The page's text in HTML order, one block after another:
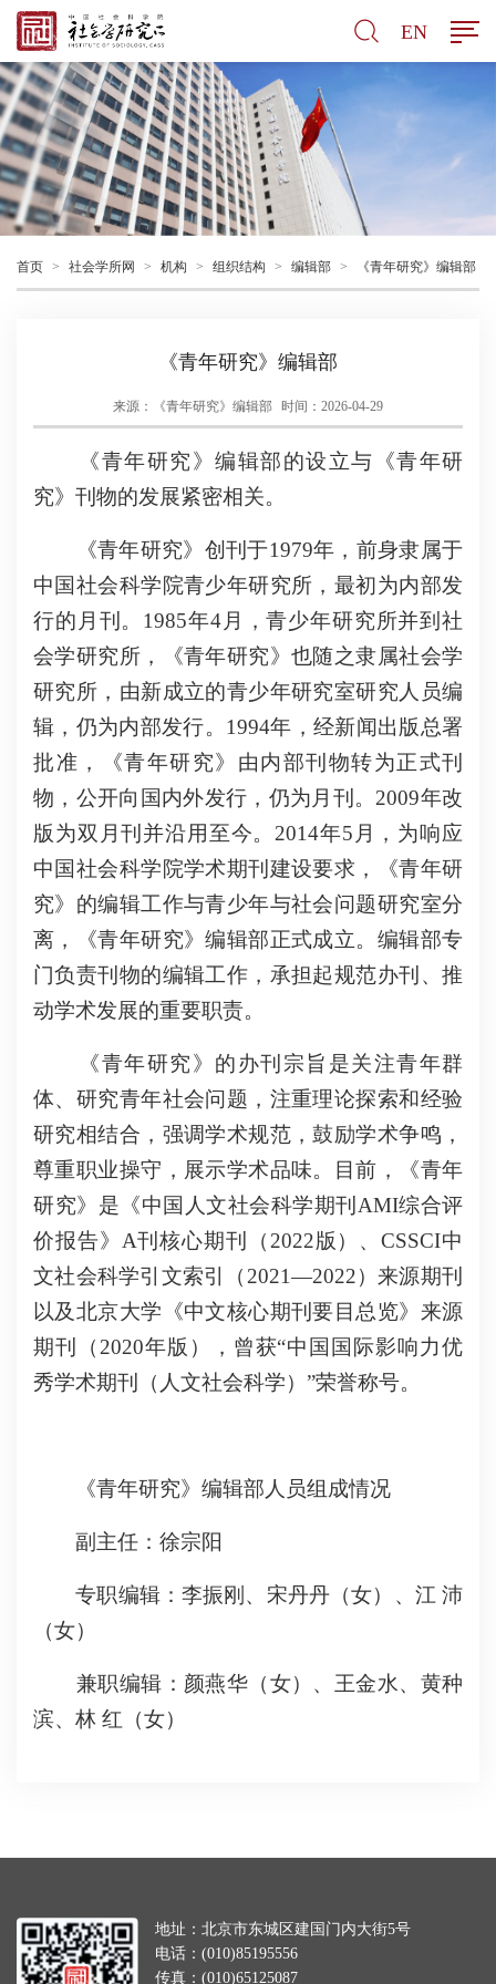
EN
首页 > 社会学所网 > 机构 > 组织结构 > 编辑部 > 《青年研究》编辑部
《青年研究》编辑部
来源：《青年研究》编辑部 时间：2026-04-29
《青年研究》编辑部的设立与《青年研
究》刊物的发展紧密相关。
《青年研究》创刊于1979年，前身隶属于
中国社会科学院青少年研究所，最初为内部发
行的月刊。1985年4月，青少年研究所并到社
会学研究所，《青年研究》也随之隶属社会学
研究所，由新成立的青少年研究室研究人员编
辑，仍为内部发行。1994年，经新闻出版总署
批准，《青年研究》由内部刊物转为正式刊
物，公开向国内外发行，仍为月刊。2009年改
版为双月刊并沿用至今。2014年5月，为响应
中国社会科学院学术期刊建设要求，《青年研
究》的编辑工作与青少年与社会问题研究室分
离，《青年研究》编辑部正式成立。编辑部专
门负责刊物的编辑工作，承担起规范办刊、推
动学术发展的重要职责。
《青年研究》的办刊宗旨是关注青年群
体、研究青年社会问题，注重理论探索和经验
研究相结合，强调学术规范，鼓励学术争鸣，
尊重职业操守，展示学术品味。目前，《青年
研究》是《中国人文社会科学期刊AMI综合评
价报告》A刊核心期刊（2022版）、CSSCI中
文社会科学引文索引（2021—2022）来源期刊
以及北京大学《中文核心期刊要目总览》来源
期刊（2020年版），曾获“中国国际影响力优
秀学术期刊（人文社会科学）”荣誉称号。
《青年研究》编辑部人员组成情况
副主任：徐宗阳
专职编辑：李振刚、宋丹丹（女）、江 沛
（女）
兼职编辑：颜燕华（女）、王金水、黄种
滨、林 红（女）
地址：北京市东城区建国门内大街5号
电话：(010)85195556
传真：(010)65125087